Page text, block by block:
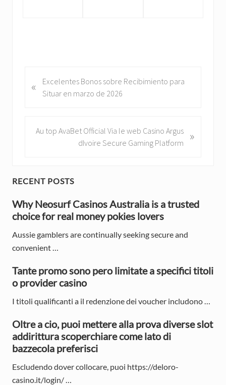
r
P
s
t
«
Excelentes Bonos sobre Recibimiento para
Situar en marzo de 2026
N
P
s
t
Au top AvaBet Official Via le web Casino Argus
dIvoire Secure Gaming Platform
»
P
r
i
m
r
y
i
d
e
RECENT POSTS
Why Neosurf Casinos Australia is a trusted
choice for real money pokies lovers
Aussie gamblers are continually seeking secure and
convenient …
Tante promo sono pero limitate a specifici titoli
o provider casino
I titoli qualificanti a il redenzione dei voucher includono …
Oltre a cio, puoi mettere alla prova diverse slot
addirittura scoperchiare come lato di
bazzecola preferisci
Escludendo dover collocare, puoi https://deloro-
casino.it/login/ …